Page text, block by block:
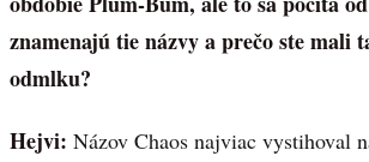
znamenajú tie názvy a prečo ste mali
odmlku?
Hejvi: Názov Chaos najviac vystihoval